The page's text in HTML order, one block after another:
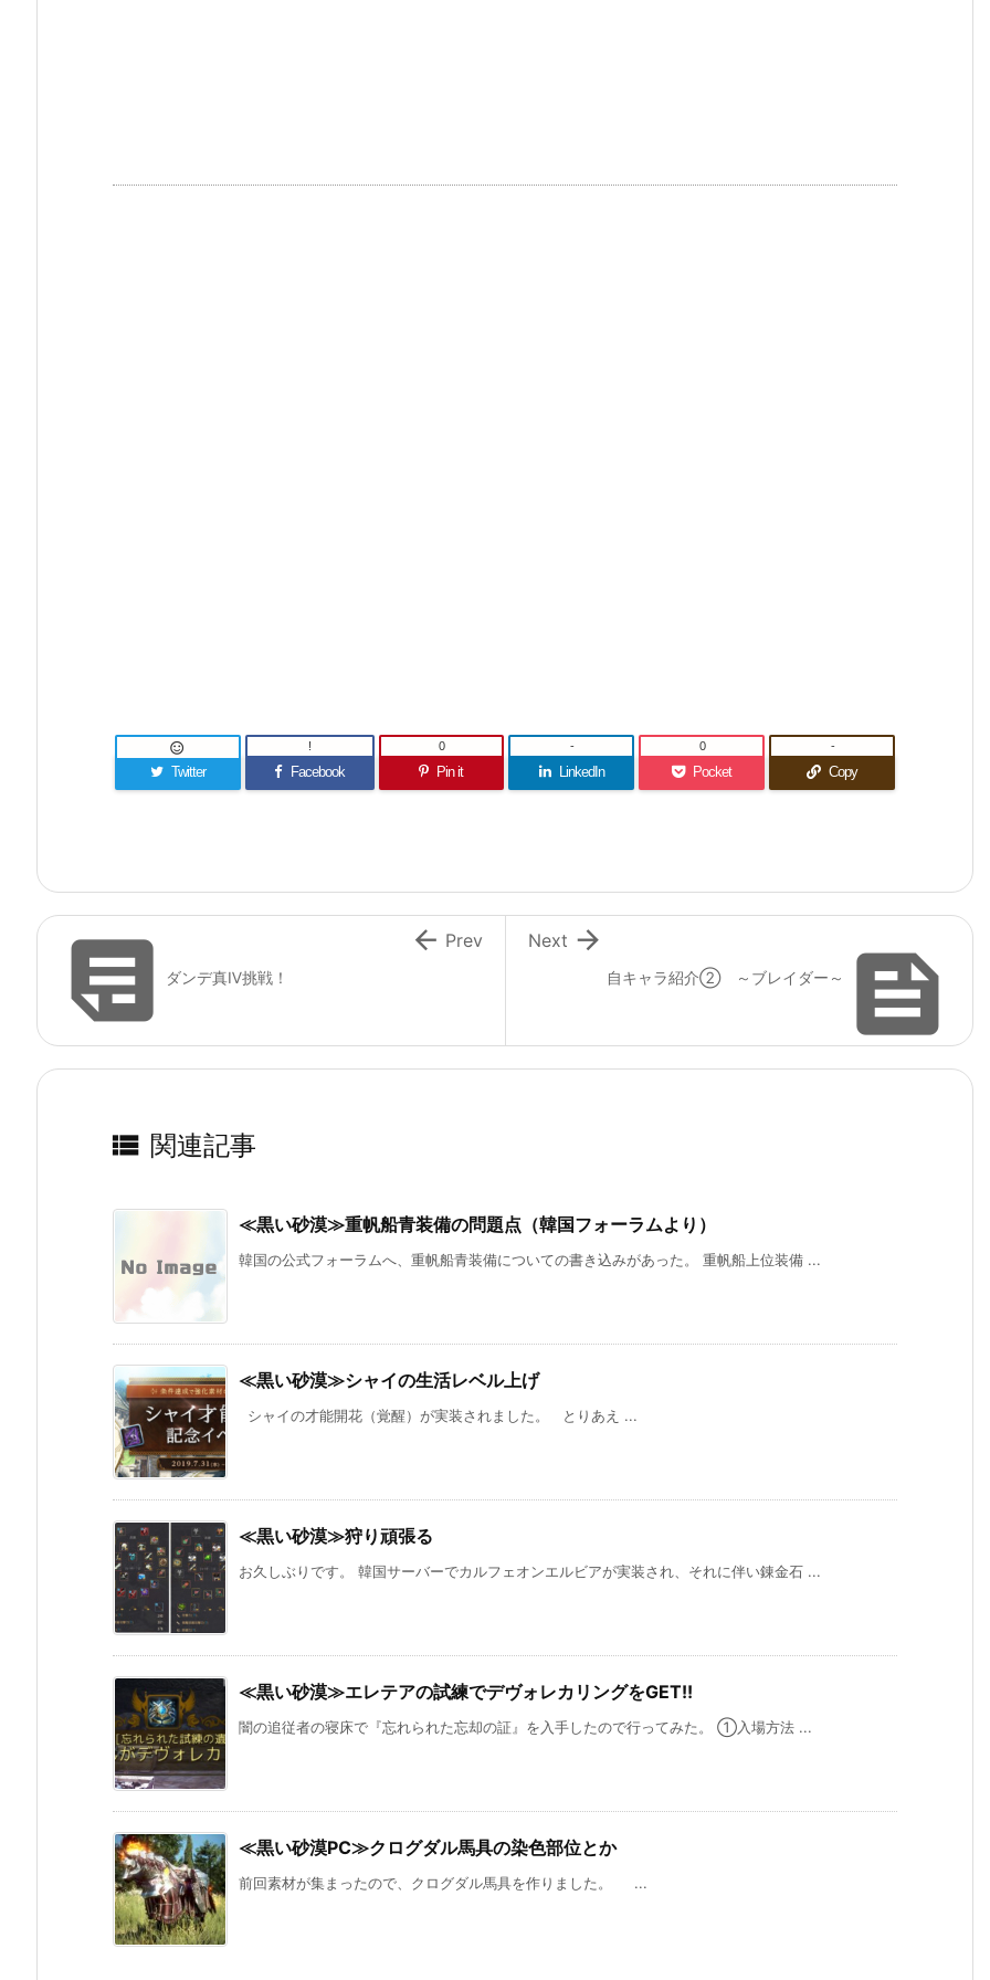
Twitter

Facebook
!
Pin it
0
LinkedIn
-
Pocket
0
Copy
-

自キャラ紹介② ～ブレイダー～

Next
 ダンデ真Ⅳ挑戦！
 Prev
 関連記事
≪黒い砂漠≫重帆船青装備の問題点（韓国フォーラムより）
韓国の公式フォーラムへ、重帆船青装備についての書き込みがあった。 重帆船上位装備 ...
≪黒い砂漠≫シャイの生活レベル上げ
シャイの才能開花（覚醒）が実装されました。 とりあえ ...
≪黒い砂漠≫狩り頑張る
お久しぶりです。 韓国サーバーでカルフェオンエルビアが実装され、それに伴い錬金石 ...
≪黒い砂漠≫エレテアの試練でデヴォレカリングをGET!!
闇の追従者の寝床で『忘れられた忘却の証』を入手したので行ってみた。 ①入場方法 ...
≪黒い砂漠PC≫クログダル馬具の染色部位とか
前回素材が集まったので、クログダル馬具を作りました。 ...